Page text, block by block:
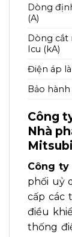
Dòng
(A)
Dòng cắt
Icu (kA)
Điện áp
Bảo hành
Công
Nhà
Công ty
phối uỷ
cấp các
điều
thống